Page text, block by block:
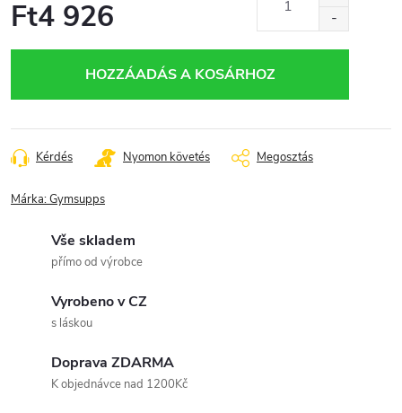
Ft4 926
HOZZÁADÁS A KOSÁRHOZ
Kérdés Nyomon követés Megosztás
Márka:Gymsupps
Vše skladem
přímo od výrobce
Vyrobeno v CZ
s láskou
Doprava ZDARMA
K objednávce nad 1200Kč